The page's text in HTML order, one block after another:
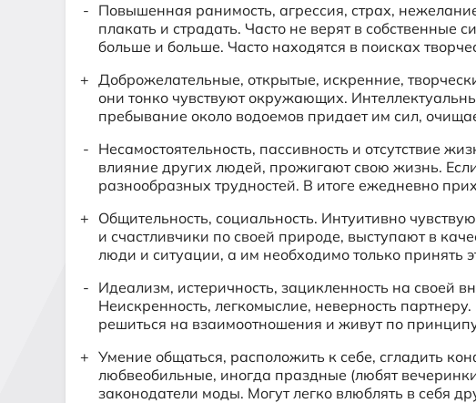
Повышенная ранимость, агрессия, страх,
плакать и страдать. Часто не верят в собственные
больше и больше. Часто находятся в поисках
Доброжелательные, открытые, искренние,
они тонко чувствуют окружающих.
пребывание около водоемов придает им сил,
Несамостоятельность, пассивность и отсутствие
влияние других людей, прожигают свою жизнь.
разнообразных трудностей. В итоге ежедневно
Общительность, социальность. Интуитивно
и счастливчики по своей природе, выступают в
люди и ситуации, а им необходимо только принять
Идеализм, истеричность, зацикленность на своей
Неискренность, легкомыслие, неверность
решиться на взаимоотношения и живут по
Умение общаться, расположить к себе, сгладить
любвеобильные, иногда праздные (любят
законодатели моды. Могут легко влюблять в себя